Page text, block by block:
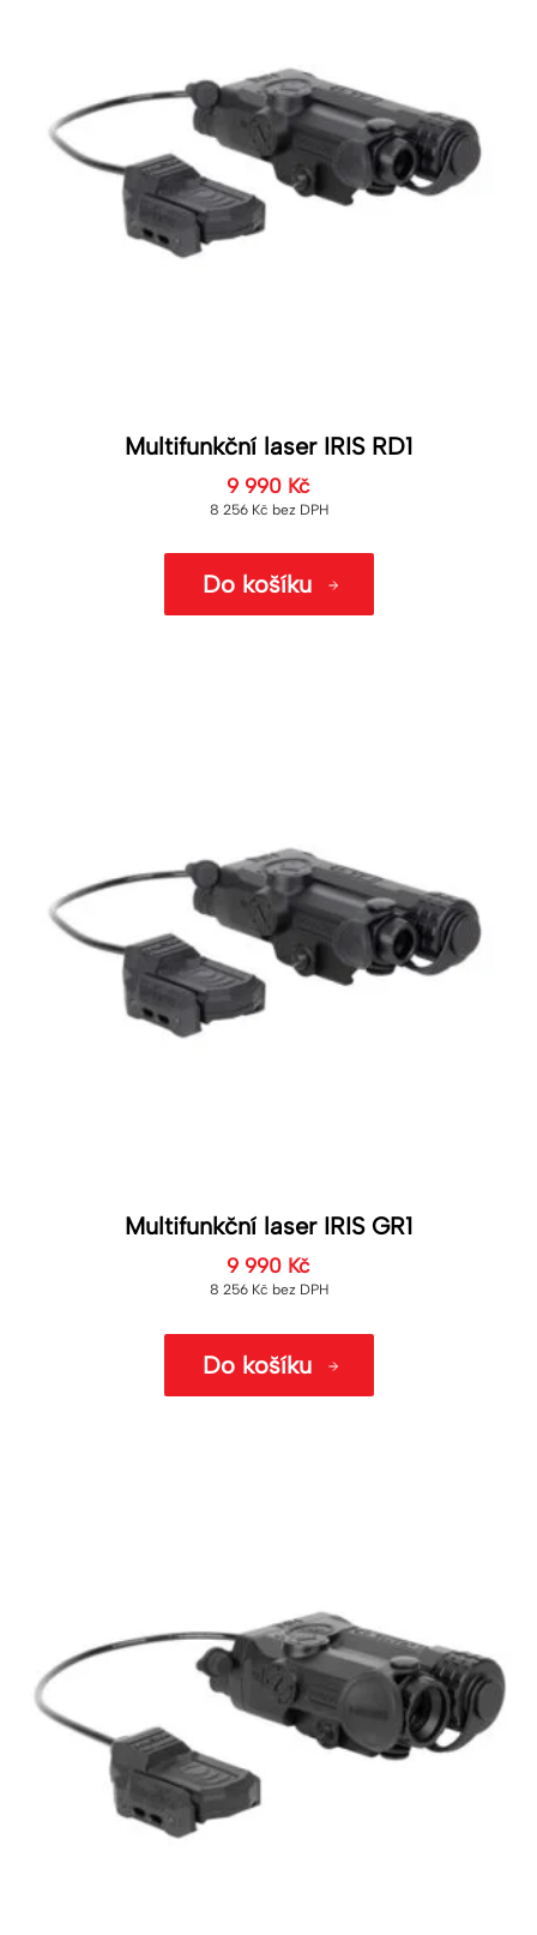
Multifunkční laser IRIS RD1
9 990 Kč
8 256 Kč bez DPH
Do košíku
Multifunkční laser IRIS GR1
9 990 Kč
8 256 Kč bez DPH
Do košíku